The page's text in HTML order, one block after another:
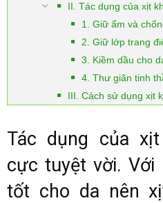
II. Tác dụng của xịt
1. Giữ ẩm và
2. Giữ lớp trang
3. Kiềm dầu cho
4. Thư giãn tinh
III. Cách sử dụng xịt
Tác dụng của
cực tuyệt vời. Với
tốt cho da nên